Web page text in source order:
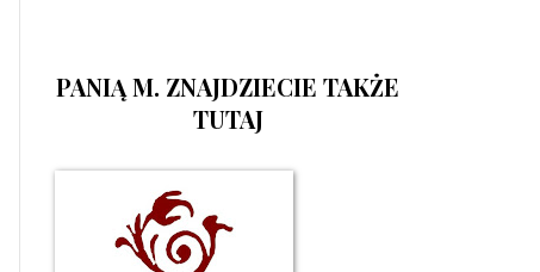
PANIĄ M. ZNAJDZIECIE TAKŻE
TUTAJ